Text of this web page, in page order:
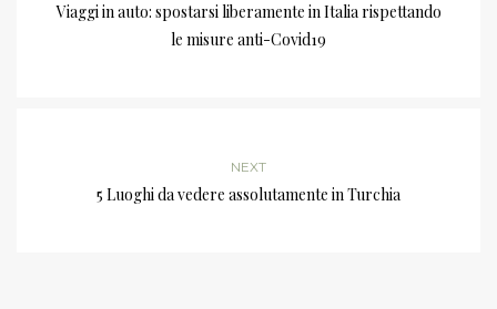
Viaggi in auto: spostarsi liberamente in Italia rispettando
le misure anti-Covid19
NEXT
5 Luoghi da vedere assolutamente in Turchia